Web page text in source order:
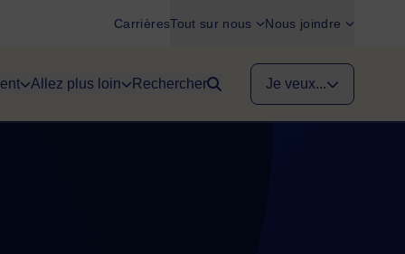
CarrièresTout sur nous Nous joindre
Allez plus loin Rechercher Je veux...